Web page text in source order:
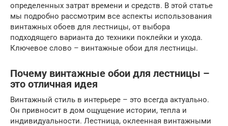
определенных затрат времени и средств. В этой статье
мы подробно рассмотрим все аспекты использования
винтажных обоев для лестницы, от выбора
подходящего варианта до техники поклейки и ухода.
Ключевое слово – винтажные обои для лестницы.
Почему винтажные обои для лестницы –
это отличная идея
Винтажный стиль в интерьере – это всегда актуально.
Он привносит в дом ощущение истории, тепла и
индивидуальности. Лестница, оклеенная винтажными